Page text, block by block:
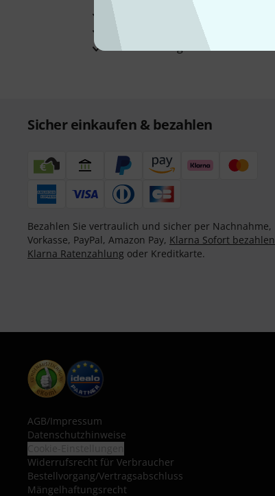
Inspirierende Beiträge
Sicher einkaufen & bezahlen
Bezahlen Sie vertraulich und sicher per Nachnahme,
Vorkasse, PayPal, Amazon Pay, Klarna Sofort bezahlen
Klarna Ratenzahlung oder Kreditkarte.
AGB/Impressum
Datenschutzhinweise
Widerrufsrecht für Verbraucher
Bestellvorgang/Vertragsabschluss
Mängelhaftungsrecht